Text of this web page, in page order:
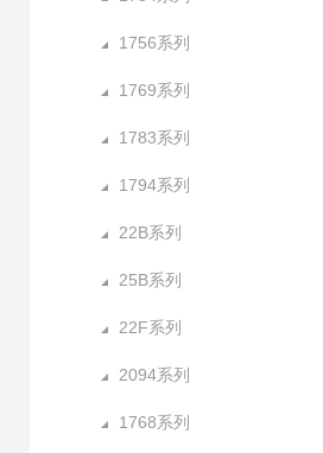
1756系列
1769系列
1783系列
1794系列
22B系列
25B系列
22F系列
2094系列
1768系列